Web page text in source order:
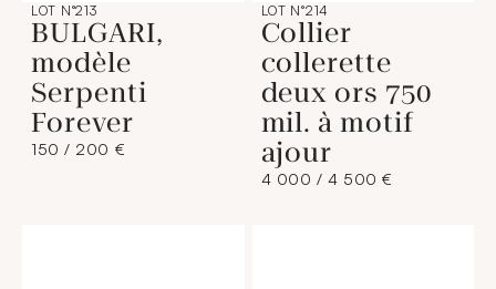
LOT N°213
BULGARI,
modèle
Serpenti
Forever
150 / 200 €
LOT N°214
Collier
collerette
deux ors 750
mil. à motif
ajour
4 000 / 4 500 €